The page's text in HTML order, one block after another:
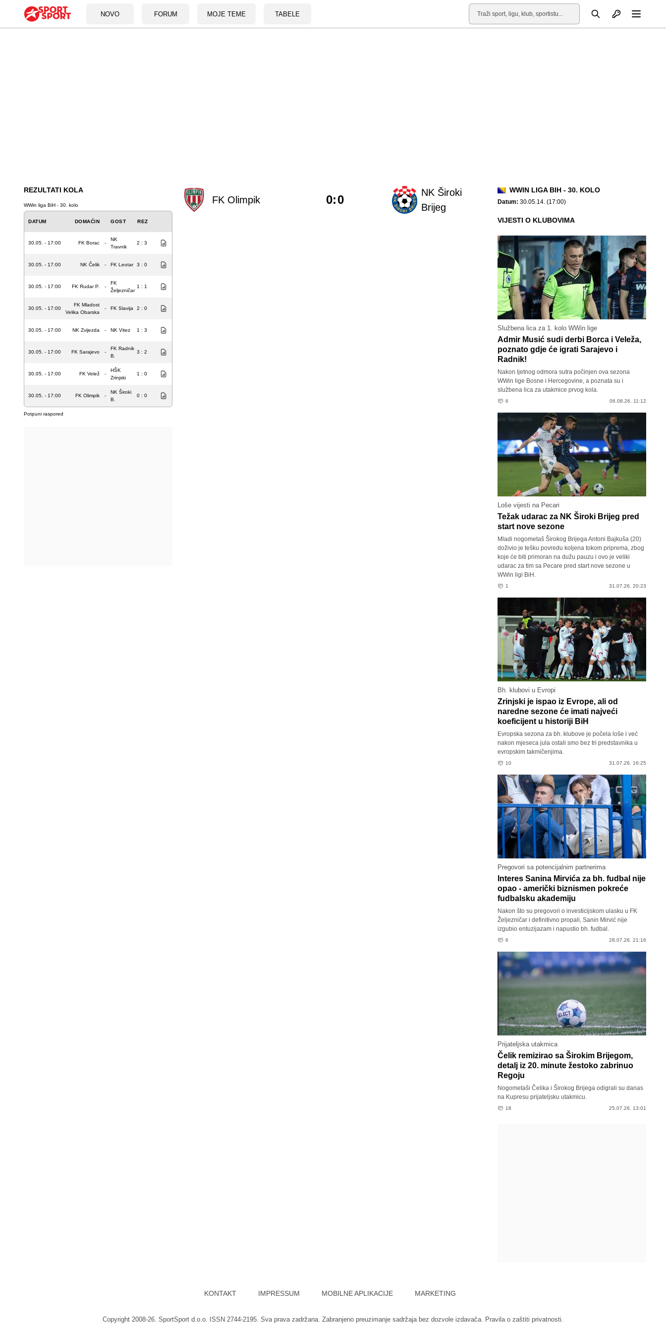
NOVO FORUM MOJE TEME TABELE
Pretraga Otvori profil
REZULTATI KOLA
WWin liga BiH - 30. kolo
DATUM DOMAĆIN GOST REZ
30.05. - 17:00 FK Borac -
NK
Travnik
2 : 3
30.05. - 17:00 NK Čelik - FK Leotar 3 : 0
30.05. - 17:00 FK Rudar P. -
FK
Željezničar
1 : 1
30.05. - 17:00
FK Mladost
Velika Obarska
- FK Slavija 2 : 0
30.05. - 17:00 NK Zvijezda - NK Vitez 1 : 3
30.05. - 17:00 FK Sarajevo -
FK Radnik
B.
3 : 2
30.05. - 17:00 FK Velež -
HŠK
Zrinjski
1 : 0
30.05. - 17:00 FK Olimpik -
NK Široki
B.
0 : 0
Potpuni raspored
FK Olimpik
NK Široki
Brijeg
0:0
WWIN LIGA BIH - 30. KOLO
Datum: 30.05.14. (17:00)
VIJESTI O KLUBOVIMA
Službena lica za 1. kolo WWin lige
Admir Musić sudi derbi Borca i Veleža,
poznato gdje će igrati Sarajevo i
Radnik!
Nakon ljetnog odmora sutra počinjen ova sezona
WWin lige Bosne i Hercegovine, a poznata su i
službena lica za utakmice prvog kola.
6 06.08.26. 11:12
Loše vijesti na Pecari
Težak udarac za NK Široki Brijeg pred
start nove sezone
Mladi nogometaš Širokog Brijega Antoni Bajkuša (20)
doživio je tešku povredu koljena tokom priprema, zbog
koje će biti primoran na dužu pauzu i ovo je veliki
udarac za tim sa Pecare pred start nove sezone u
WWin ligi BiH.
1 31.07.26. 20:23
Bh. klubovi u Evropi
Zrinjski je ispao iz Evrope, ali od
naredne sezone će imati najveći
koeficijent u historiji BiH
Evropska sezona za bh. klubove je počela loše i već
nakon mjeseca jula ostali smo bez tri predstavnika u
evropskim takmičenjima.
10 31.07.26. 16:25
Pregovori sa potencijalnim partnerima
Interes Sanina Mirvića za bh. fudbal nije
opao - američki biznismen pokreće
fudbalsku akademiju
Nakon što su pregovori o investicijskom ulasku u FK
Željezničar i definitivno propali, Sanin Mirvić nije
izgubio entuzijazam i napustio bh. fudbal.
6 28.07.26. 21:16
Prijateljska utakmica
Čelik remizirao sa Širokim Brijegom,
detalj iz 20. minute žestoko zabrinuo
Regoju
Nogometaši Čelika i Širokog Brijega odigrali su danas
na Kupresu prijateljsku utakmicu.
18 25.07.26. 13:01
KONTAKT IMPRESSUM MOBILNE APLIKACIJE MARKETING
Copyright 2008-26. SportSport d.o.o. ISSN 2744-2195. Sva prava zadržana. Zabranjeno preuzimanje sadržaja bez dozvole izdavača. Pravila o zaštiti privatnosti.